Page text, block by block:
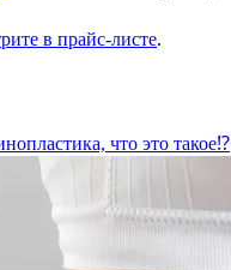
в прайс-листе.
что это такое⁉️